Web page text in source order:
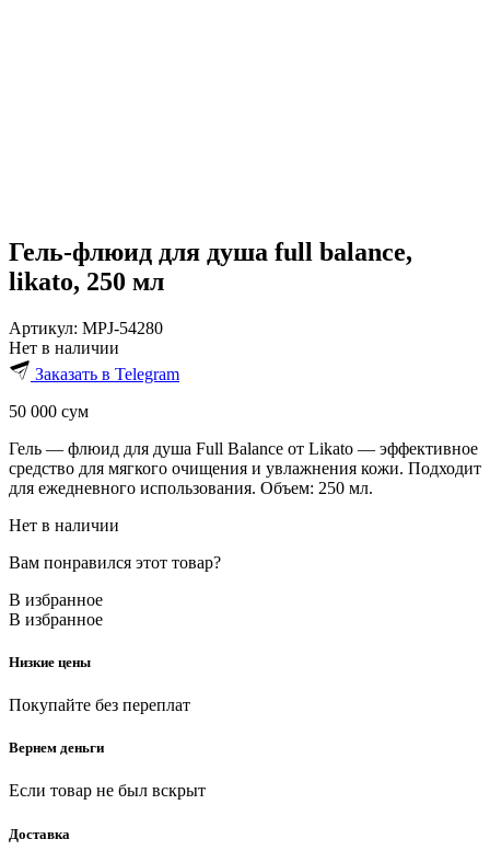
Гель-флюид для душа full balance,
likato, 250 мл
Артикул: MPJ-54280
Нет в наличии
Заказать в Telegram
50 000 сум
Гель — флюид для душа Full Balance от Likato — эффективное
средство для мягкого очищения и увлажнения кожи. Подходит
для ежедневного использования. Объем: 250 мл.
Нет в наличии
Вам понравился этот товар?
В избранное
В избранное
Низкие цены
Покупайте без переплат
Вернем деньги
Если товар не был вскрыт
Доставка